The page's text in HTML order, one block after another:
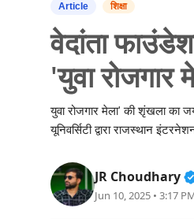
Article शिक्षा
वेदांता
'युवा रोजगार
युवा रोजगार मेला' की शृंखला
यूनिवर्सिटी द्वारा राजस्थान
JR Choudhary
Jun 10, 2025 • 3:17